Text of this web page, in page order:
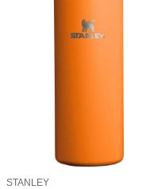
STANLEY